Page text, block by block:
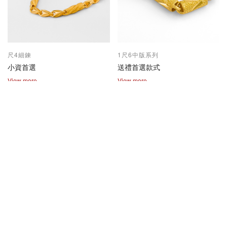
尺4細鍊
小資首選
View more
1尺6中版系列
送禮首選款式
View more